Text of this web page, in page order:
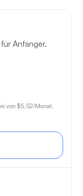
Anfänger.
von $5.52/Monat.